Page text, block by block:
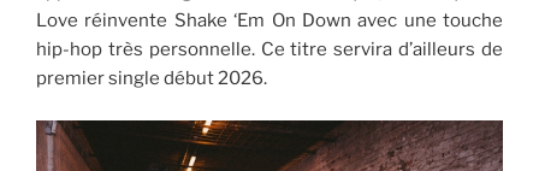
Love réinvente Shake ‘Em On Down avec une touche
hip-hop très personnelle. Ce titre servira d’ailleurs de
premier single début 2026.